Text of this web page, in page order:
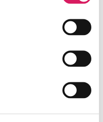
hvordan du bestiller